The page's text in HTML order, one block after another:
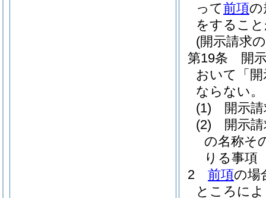
って前項の
をするこ
(開示請求
第19条
開
おいて「
ならない。
(1)
開示
(2)
開示
の名称そ
りる事項
2
前項の場
ところに